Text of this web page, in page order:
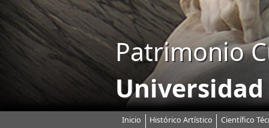
Patrimonio
Inicio Histórico Artístico Científico